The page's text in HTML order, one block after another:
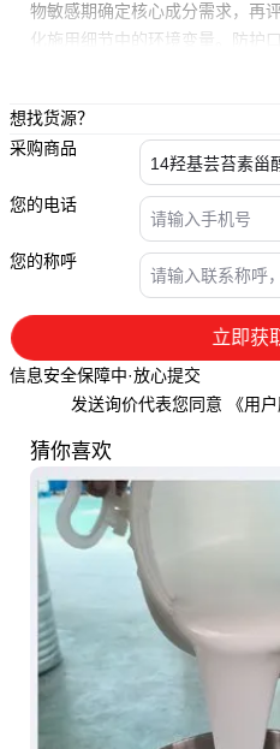
物敏感期确定核心成分需求，再
化施用细节中的环境变量。防护
想找货源？
采购商品
您的电话
您的称呼
立即获
信息安全保障中·放心提交
发送询价代表您同意 《用
猜你喜欢